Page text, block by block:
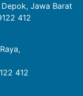
Jawa Barat
412
412